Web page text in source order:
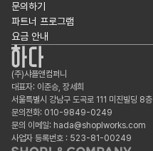
문의하기
파트너 프로그램
요금 안내
(주)샤플앤컴퍼니
대표자: 이준승, 장세희
서울특별시 강남구 도곡로 111 미진빌딩 8층
문의전화: 010-9849-0249
문의 이메일: hada@shoplworks.com
사업자 등록번호 : 523-81-00249